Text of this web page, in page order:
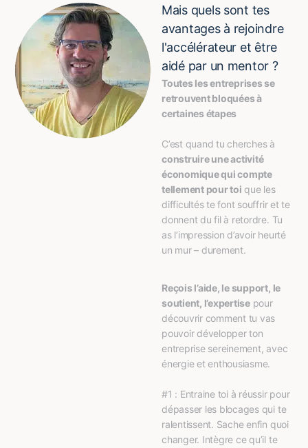
Mais quels sont tes
avantages à rejoindre
l'accélérateur et être
aidé par un mentor ?
Toutes les entreprises se
retrouvent bloquées à
certaines étapes
construire une activité
économique qui compte
tellement pour toi que les
difficultés te font souffrir et te
donnent du fil à retordre. Tu
as l’impression d’avoir heurté
un mur – durement.
Reçois l’aide, le support, le
soutient, l’expertise pour
découvrir comment tu vas
pouvoir développer ton
entreprise sereinement, avec
énergie et enthousiasme.
#1 : Entraine toi à réussir pour
dépasser les blocages qui te
ralentissent. Sache enfin quoi
changer. Intègre ce qu’il te